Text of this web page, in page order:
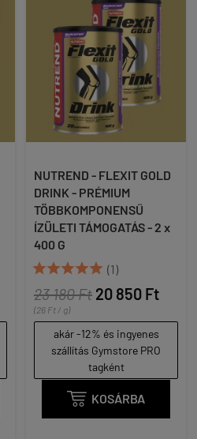
NUTREND - FLEXIT GOLD
DRINK - PRÉMIUM
TÖBBKOMPONENSŰ
ÍZÜLETI TÁMOGATÁS - 2 x
400 G
 (1)
23 180 Ft 20 850 Ft
(26 Ft / g)
akár -12% és ingyenes
szállítás Gymstore PRO
tagként
 KOSÁRBA